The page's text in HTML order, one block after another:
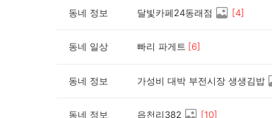
동네 정보 달빛카페24동래점 [4]
동네 일상 빠리 파게트 [6]
동네 정보 가성비 대박 부전시장 생생김밥
동네 정보 읍천리382 [10]